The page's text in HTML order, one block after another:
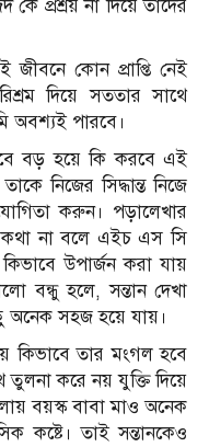
প্রশ্রয় না দিয়ে তাদের
কোন প্রাপ্তি নেই
দিয়ে সততার সাথে
অবশ্যই পারবে।
বড় হয়ে কি করবে এই
নিজের সিদ্ধান্ত নিজে
করুন। পড়ালেখার
না বলে এইচ এস সি
উপার্জন করা যায়
বন্ধু হলে, সন্তান দেখা
অনেক সহজ হয়ে যায়।
কিভাবে তার মংগল হবে
করে নয় যুক্তি দিয়ে
বয়স্ক বাবা মাও অনেক
কষ্টে। তাই সন্তানকেও